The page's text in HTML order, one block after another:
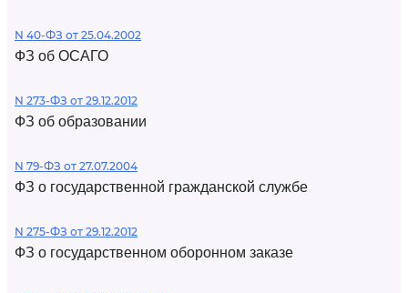
N 40-ФЗ от 25.04.2002
ФЗ об ОСАГО
N 273-ФЗ от 29.12.2012
ФЗ об образовании
N 79-ФЗ от 27.07.2004
ФЗ о государственной гражданской службе
N 275-ФЗ от 29.12.2012
ФЗ о государственном оборонном заказе